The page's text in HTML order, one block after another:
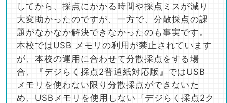
してから、採点にかかる時間や採点ミスが減り
大変助かったのですが、一方で、分散採点の課
題がなかなか解決できなかったのも事実です。
本校ではUSB メモリの利用が禁止されています
が、本校の運用に合わせて分散採点をする場
合、『デジらく採点2普通紙対応版』ではUSB
メモリを使わない限り分散採点ができないた
め、USBメモリを使用しない『デジらく採点2ク